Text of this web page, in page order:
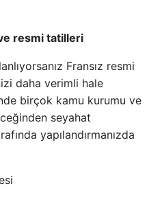
resmi tatilleri
Fransız resmi
daha verimli hale
birçok kamu kurumu ve
seyahat
yapılandırmanızda